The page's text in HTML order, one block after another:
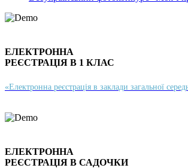
ЕЛЕКТРОННА
РЕЄСТРАЦІЯ В 1 КЛАС
«Електронна реєстрація в заклади загальної
ЕЛЕКТРОННА
РЕЄСТРАЦІЯ В САДОЧКИ